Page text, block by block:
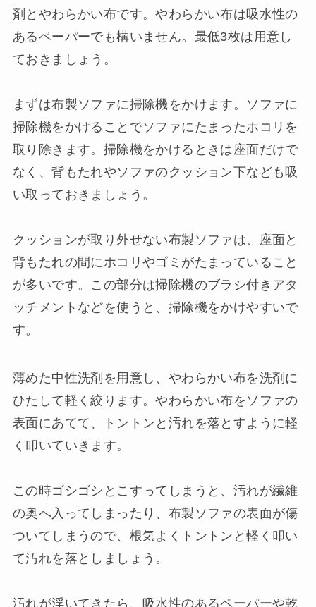
剤とやわらかい布です。やわらかい布は吸水性の
あるペーパーでも構いません。最低3枚は用意し
ておきましょう。
まずは布製ソファに掃除機をかけます。ソファに
掃除機をかけることでソファにたまったホコリを
取り除きます。掃除機をかけるときは座面だけで
なく、背もたれやソファのクッション下なども吸
い取っておきましょう。
クッションが取り外せない布製ソファは、座面と
背もたれの間にホコリやゴミがたまっていること
が多いです。この部分は掃除機のブラシ付きアタ
ッチメントなどを使うと、掃除機をかけやすいで
す。
薄めた中性洗剤を用意し、やわらかい布を洗剤に
ひたして軽く絞ります。やわらかい布をソファの
表面にあてて、トントンと汚れを落とすように軽
く叩いていきます。
この時ゴシゴシとこすってしまうと、汚れが繊維
の奥へ入ってしまったり、布製ソファの表面が傷
ついてしまうので、根気よくトントンと軽く叩い
て汚れを落としましょう。
汚れが浮いてきたら、吸水性のあるペーパーや乾